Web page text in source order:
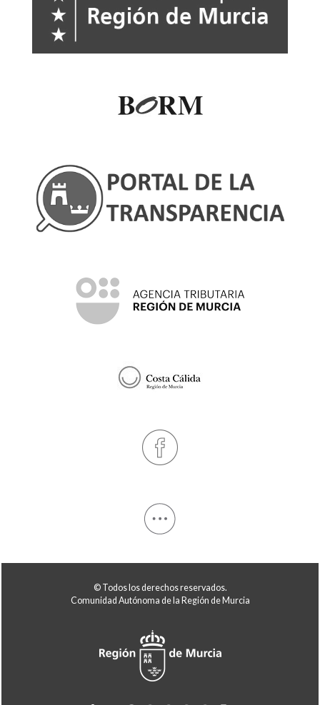
© Todos los derechos reservados.
Comunidad Autónoma de la Región de Murcia